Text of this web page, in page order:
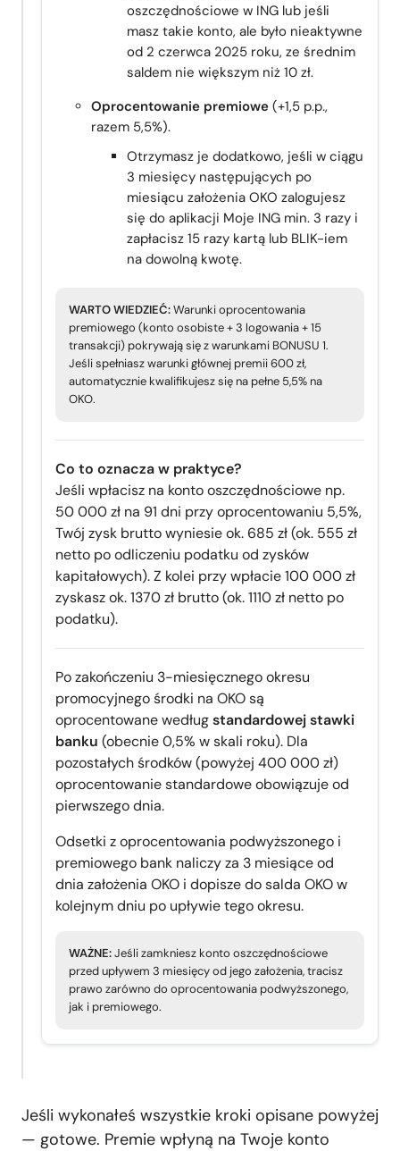
oszczędnościowe w ING lub jeśli
masz takie konto, ale było nieaktywne
od 2 czerwca 2025 roku, ze średnim
saldem nie większym niż 10 zł.
Oprocentowanie premiowe (+1,5 p.p.,
razem 5,5%).
Otrzymasz je dodatkowo, jeśli w ciągu
3 miesięcy następujących po
miesiącu założenia OKO zalogujesz
się do aplikacji Moje ING min. 3 razy i
zapłacisz 15 razy kartą lub BLIK-iem
na dowolną kwotę.
WARTO WIEDZIEĆ:Warunki oprocentowania
premiowego (konto osobiste + 3 logowania + 15
transakcji) pokrywają się z warunkami BONUSU 1.
Jeśli spełniasz warunki głównej premii 600 zł,
automatycznie kwalifikujesz się na pełne 5,5% na
OKO.
Co to oznacza w praktyce?
Jeśli wpłacisz na konto oszczędnościowe np.
50 000 zł na 91 dni przy oprocentowaniu 5,5%,
Twój zysk brutto wyniesie ok. 685 zł (ok. 555 zł
netto po odliczeniu podatku od zysków
kapitałowych). Z kolei przy wpłacie 100 000 zł
zyskasz ok. 1370 zł brutto (ok. 1110 zł netto po
podatku).
Po zakończeniu 3-miesięcznego okresu
promocyjnego środki na OKO są
oprocentowane wedługstandardowej stawki
banku (obecnie 0,5% w skali roku). Dla
pozostałych środków (powyżej 400 000 zł)
oprocentowanie standardowe obowiązuje od
pierwszego dnia.
Odsetki z oprocentowania podwyższonego i
premiowego bank naliczy za 3 miesiące od
dnia założenia OKO i dopisze do salda OKO w
kolejnym dniu po upływie tego okresu.
WAŻNE:Jeśli zamkniesz konto oszczędnościowe
przed upływem 3 miesięcy od jego założenia, tracisz
prawo zarówno do oprocentowania podwyższonego,
jak i premiowego.
Jeśli wykonałeś wszystkie kroki opisane powyżej
— gotowe. Premie wpłyną na Twoje konto